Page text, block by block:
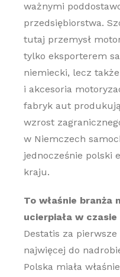
ważnymi
przedsiębiorstwa.
tutaj przemysł
tylko eksporterem
niemiecki, lecz
i akcesoria
fabryk aut
wzrost
w Niemczech
jednocześnie polski
kraju.
To właśnie branża
ucierpiała w
Destatis za pierwsze
najwięcej do
Polska miała